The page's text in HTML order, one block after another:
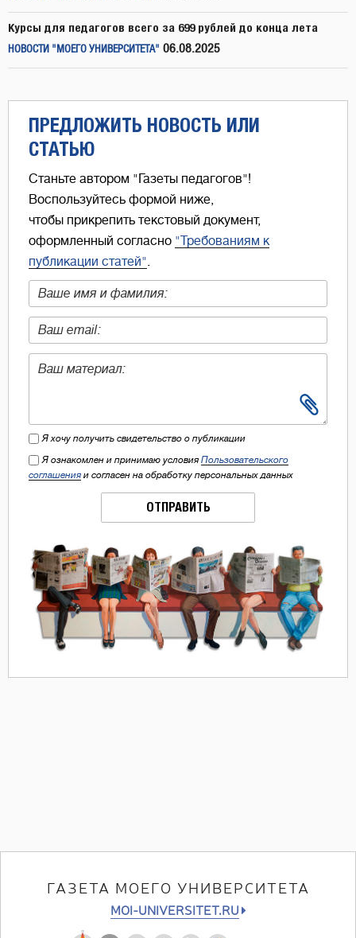
Курсы для педагогов всего за 699 рублей до конца лета
НОВОСТИ "МОЕГО УНИВЕРСИТЕТА" 06.08.2025
ПРЕДЛОЖИТЬ НОВОСТЬ ИЛИ
СТАТЬЮ
Станьте автором "Газеты педагогов"!
Воспользуйтесь формой ниже,
чтобы прикрепить текстовый документ,
оформленный согласно "Требованиям к
публикации статей"
Я хочу получить свидетельство о публикации
Я ознакомлен и принимаю условия Пользовательского
соглашения и согласен на обработку персональных данных
ОТПРАВИТЬ
ГАЗЕТА МОЕГО УНИВЕРСИТЕТА
MOI-UNIVERSITET.RU